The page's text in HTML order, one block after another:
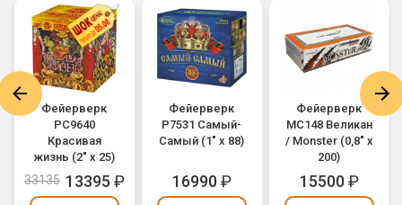
Фейерверк
РС9640
Красивая
жизнь (2" х 25)
33135 13395 ₽
Фейерверк
Р7531 Самый-
Самый (1" х 88)
16990₽
Фейерверк
MC148 Великан
/ Monster (0,8" х
200)
15500₽